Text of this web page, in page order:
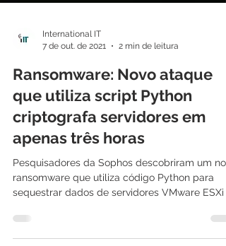
International IT
2 min de leitura
Ransomware: Novo ataque
que utiliza script Python
criptografa servidores em
apenas três horas
Pesquisadores da Sophos descobriram um
ransomware que utiliza código Python para